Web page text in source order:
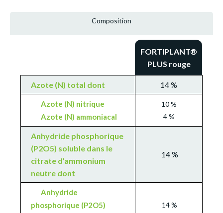
Composition
FORTIPLANT®
PLUS rouge
Azote (N) total dont 14 %
Azote (N) nitrique
Azote (N) ammoniacal
10 %
4 %
Anhydride phosphorique
(P2O5) soluble dans le
citrate d’ammonium
neutre dont
14 %
Anhydride
phosphorique (P2O5)
14 %